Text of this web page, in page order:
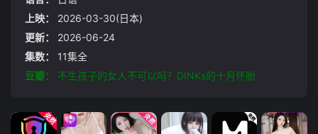
上映：
2026-03-30(日本)
更新：
2026-06-24
集数：
11集全
豆瓣：
不生孩子的女人不可以吗？DINKs的十月怀胎